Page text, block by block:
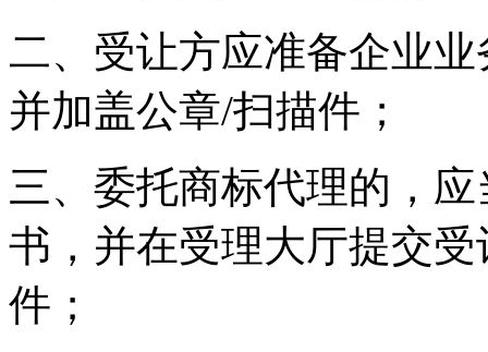
二、受让方应准备企业
并加盖公章/扫描件；
三、委托商标代理的，
书，并在受理大厅提交
件；